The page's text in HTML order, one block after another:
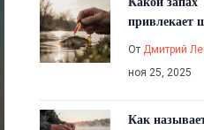
привлекает
запахах для
От Дмитрий
ноя 25, 2025
Как